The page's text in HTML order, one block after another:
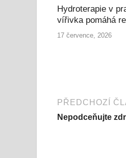
Hydroterapie v
vířivka pomáhá
17 července, 2026
PŘEDCHOZÍ
Nepodceňujte